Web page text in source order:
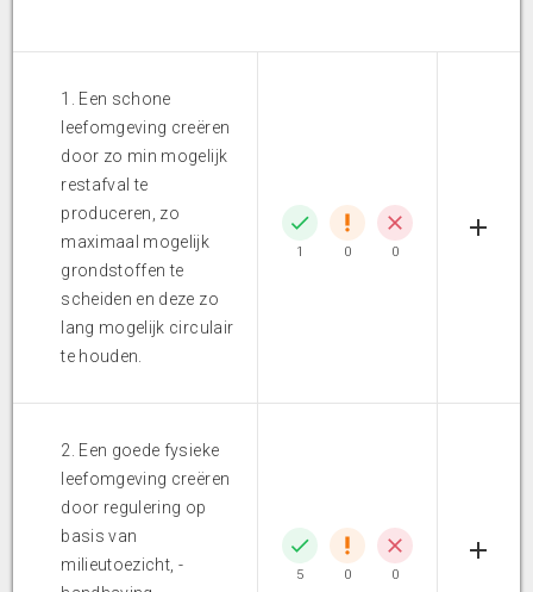
1. Een schone
leefomgeving creëren
door zo min mogelijk
restafval te
produceren, zo
maximaal mogelijk
grondstoffen te
scheiden en deze zo
lang mogelijk circulair
te houden.
1 0 0
2. Een goede fysieke
leefomgeving creëren
door regulering op
basis van
milieutoezicht, -
5 0 0